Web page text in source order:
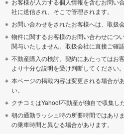
社に送信され、そこで管理されます。
お問い合わせをされたお客様へは、取扱
物件に関するお客様のお問い合わせにつ
関与いたしません。取扱会社に直接ご確認
不動産購入の検討、契約にあたってはお
より十分な説明を受け判断してください。
本ページの掲載内容は変更される場合が
い。
クチコミはYahoo!不動産が独自で収集し
朝の通勤ラッシュ時の所要時間ではあり
の乗車時間と異なる場合があります。